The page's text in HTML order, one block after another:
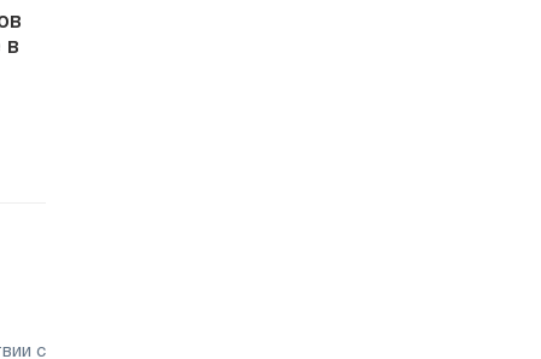
в
с